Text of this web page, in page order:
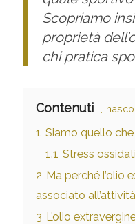
Scopriamo
proprietà
chi pratica
Contenuti
1 Siamo quello
1.1 Stress
2 Ma perché l’olio
associato
3 L’olio